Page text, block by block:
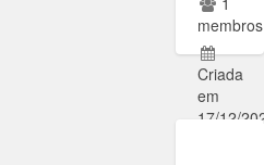
membros
Criada
em
17/12/